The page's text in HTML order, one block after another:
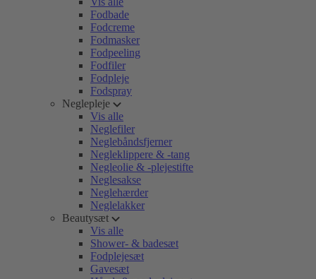
Fodbade
Fodcreme
Fodmasker
Fodpeeling
Fodfiler
Fodpleje
Fodspray
Neglepleje
Vis alle
Neglefiler
Neglebåndsfjerner
Negleklippere & -tang
Negleolie & -plejestifte
Neglesakse
Neglehærder
Neglelakker
Beautysæt
Vis alle
Shower- & badesæt
Fodplejesæt
Gavesæt